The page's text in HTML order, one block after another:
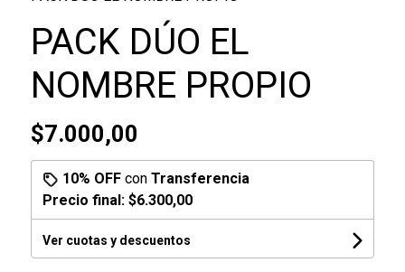
PACK DÚO EL
NOMBRE PROPIO
$7.000,00
10% OFFcon Transferencia
Precio final: $6.300,00
Ver cuotas y descuentos